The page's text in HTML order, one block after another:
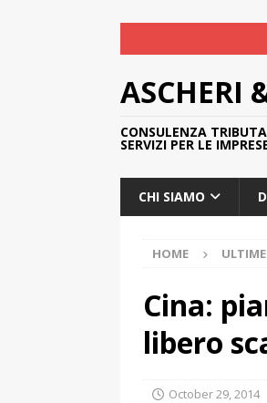
ASCHERI
CONSULENZA
SERVIZI PER LE
CHI SIAMO
HOME
Cina:
libero
October 29, 2014